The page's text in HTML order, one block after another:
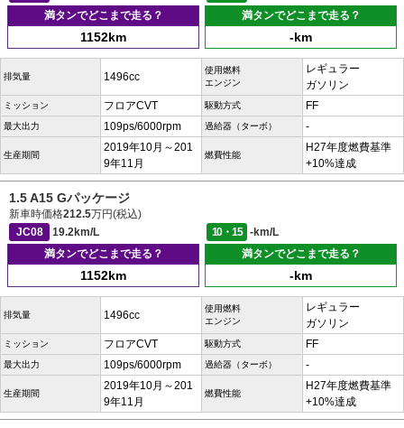
満タンでどこまで走る？
1152km
満タンでどこまで走る？
-km
排気量 1496cc
使用燃料
エンジン
レギュラー
ガソリン
ミッション フロアCVT 駆動方式 FF
最大出力 109ps/6000rpm 過給器（ターボ） -
生産期間
2019年10月～201
9年11月
燃費性能
H27年度燃費基準
+10%達成
1.5 A15 Gパッケージ
新車時価格212.5万円(税込)
JC08
19.2km/L 10・15
-km/L
満タンでどこまで走る？
1152km
満タンでどこまで走る？
-km
排気量 1496cc
使用燃料
エンジン
レギュラー
ガソリン
ミッション フロアCVT 駆動方式 FF
最大出力 109ps/6000rpm 過給器（ターボ） -
生産期間
2019年10月～201
9年11月
燃費性能
H27年度燃費基準
+10%達成